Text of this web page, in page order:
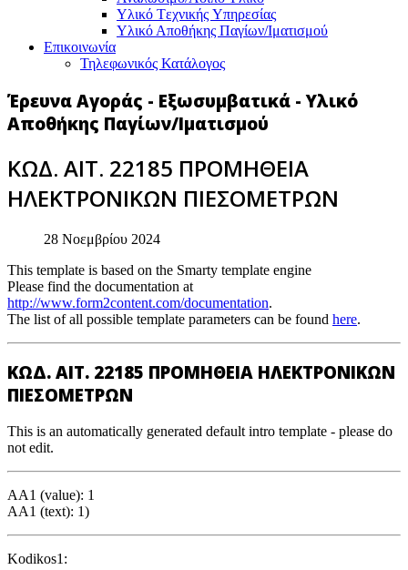
Υλικό Tεχνικής Yπηρεσίας
Υλικό Αποθήκης Παγίων/Ιματισμού
Επικοινωνία
Τηλεφωνικός Κατάλογος
Έρευνα Αγοράς - Εξωσυμβατικά - Υλικό
Αποθήκης Παγίων/Ιματισμού
ΚΩΔ. ΑΙΤ. 22185 ΠΡΟΜΗΘΕΙΑ
ΗΛΕΚΤΡΟΝΙΚΩΝ ΠΙΕΣΟΜΕΤΡΩΝ
28 Νοεμβρίου 2024
This template is based on the Smarty template engine
Please find the documentation at
http://www.form2content.com/documentation.
The list of all possible template parameters can be found here.
ΚΩΔ. ΑΙΤ. 22185 ΠΡΟΜΗΘΕΙΑ ΗΛΕΚΤΡΟΝΙΚΩΝ
ΠΙΕΣΟΜΕΤΡΩΝ
This is an automatically generated default intro template - please do
not edit.
AA1 (value): 1
AA1 (text): 1)
Kodikos1: